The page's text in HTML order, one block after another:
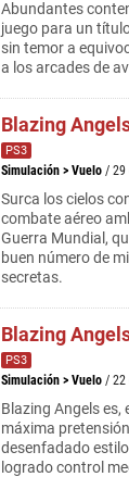
Abundantes
juego para un
sin temor a
a los arcades de
Blazing
PS3
Simulación > Vuelo / 29
Surca los cielos
combate aéreo
Guerra Mundial,
buen número de
secretas.
Blazing
PS3
Simulación > Vuelo / 22
Blazing Angels es,
máxima
desenfadado
logrado control